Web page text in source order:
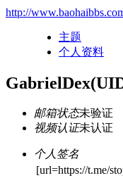
http://
主题
个人资料
GabrielDex
邮箱状态未验证
视频认证未认证
个人签名
[url=https://t.me/